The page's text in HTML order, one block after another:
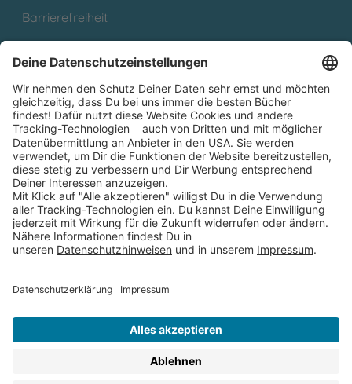
Barrierefreiheit
Partnerprogramm (Affiliate)
Folge uns auf
* Versandkostenfrei ab 9,00 € Bestellwert innerhalb
Deutschlands
** Lieferzeit 1-3 Werktage innerhalb Deutschlands
Thienemann-Esslinger Verlag GmbH, Blumenstraße 36, D-70182